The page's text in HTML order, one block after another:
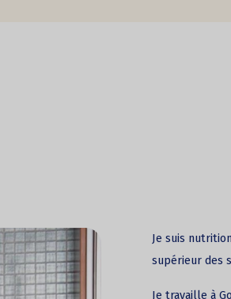
Je suis
supérieur des
Je travaille à